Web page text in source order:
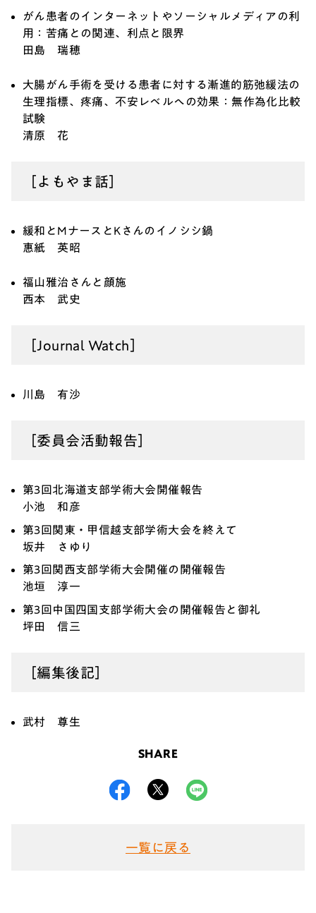
がん患者のインターネットやソーシャルメディアの利
用：苦痛との関連、利点と限界
田島 瑞穂
大腸がん手術を受ける患者に対する漸進的筋弛緩法の
生理指標、疼痛、不安レベルへの効果：無作為化比較
試験
清原 花
［よもやま話］
緩和とMナースとKさんのイノシシ鍋
惠紙 英昭
福山雅治さんと顔施
西本 武史
［Journal Watch］
川島 有沙
［委員会活動報告］
第3回北海道支部学術大会開催報告
小池 和彦
第3回関東・甲信越支部学術大会を終えて
坂井 さゆり
第3回関西支部学術大会開催の開催報告
池垣 淳一
第3回中国四国支部学術大会の開催報告と御礼
坪田 信三
［編集後記］
武村 尊生
SHARE
一覧に戻る